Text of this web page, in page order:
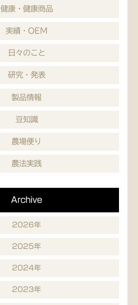
健康・健康商品
実績・OEM
日々のこと
研究・発表
製品情報
豆知識
農場便り
農法実践
Archive
2026年
2025年
2024年
2023年